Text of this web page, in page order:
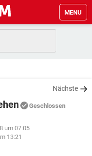
MENU
Nächste
Geschlossen
um 07:05
13:21